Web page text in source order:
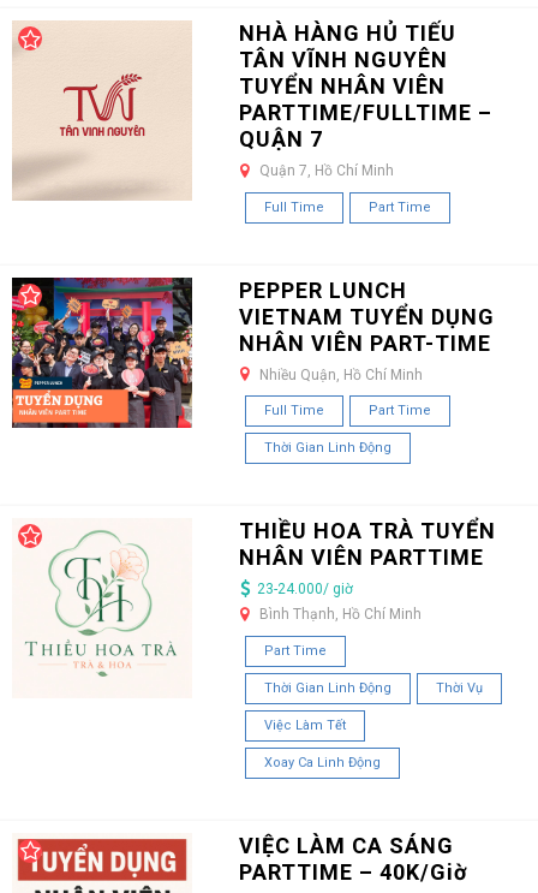
NHÀ HÀNG HỦ TIẾU
TÂN VĨNH NGUYÊN
TUYỂN NHÂN VIÊN
PARTTIME/FULLTIME –
QUẬN 7
Quận 7, Hồ Chí Minh
Full Time Part Time
PEPPER LUNCH
VIETNAM TUYỂN DỤNG
NHÂN VIÊN PART-TIME
Nhiều Quận, Hồ Chí Minh
Full Time Part Time
Thời Gian Linh Động
THIỀU HOA TRÀ TUYỂN
NHÂN VIÊN PARTTIME
23-24.000/ giờ
Bình Thạnh, Hồ Chí Minh
Part Time
Thời Gian Linh Động Thời Vụ
Việc Làm Tết
Xoay Ca Linh Động
VIỆC LÀM CA SÁNG
PARTTIME – 40K/Giờ